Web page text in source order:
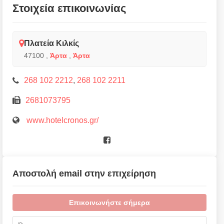
Στοιχεία επικοινωνίας
Πλατεία Κιλκίς
47100 Άρτα Άρτα
268 102 2212, 268 102 2211
2681073795
www.hotelcronos.gr/
Αποστολή email στην επιχείρηση
Επικοινωνήστε σήμερα